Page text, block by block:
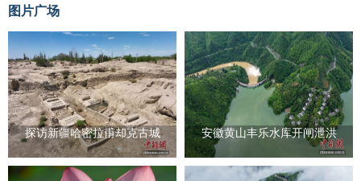
图片广场
探访新疆哈密拉甫却克古城 安徽黄山丰乐水库开闸泄洪